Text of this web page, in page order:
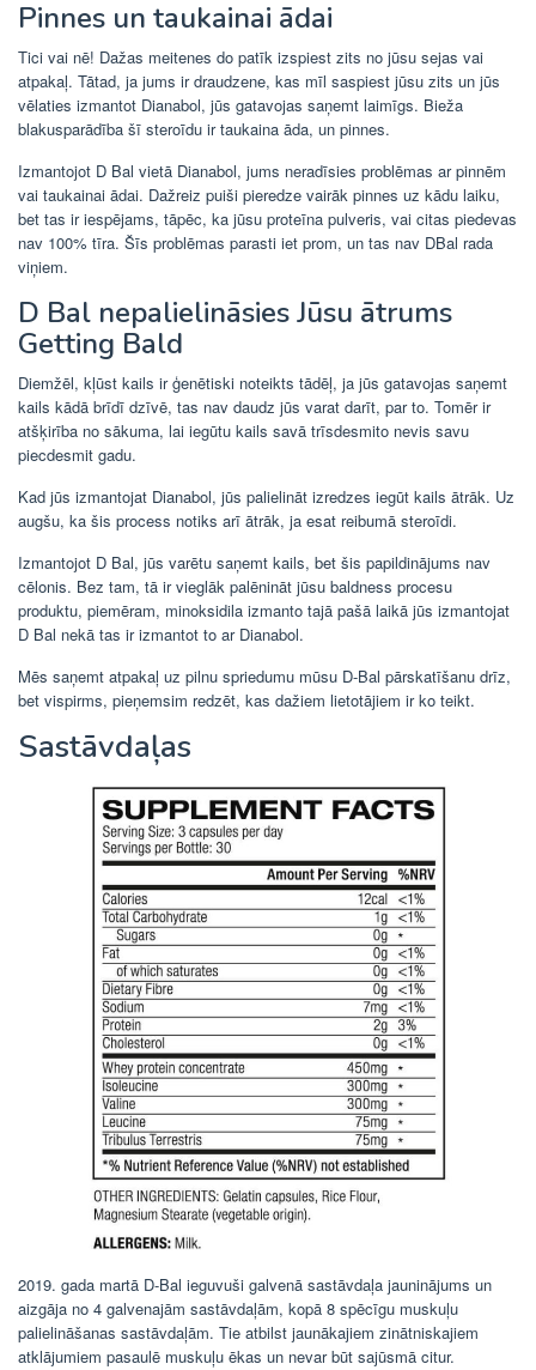
Pinnes un taukainai ādai
Tici vai nē! Dažas meitenes do patīk izspiest zits no jūsu sejas vai
atpakaļ. Tātad, ja jums ir draudzene, kas mīl saspiest jūsu zits un jūs
vēlaties izmantot Dianabol, jūs gatavojas saņemt laimīgs. Bieža
blakusparādība šī steroīdu ir taukaina āda, un pinnes.
Izmantojot D Bal vietā Dianabol, jums neradīsies problēmas ar pinnēm
vai taukainai ādai. Dažreiz puiši pieredze vairāk pinnes uz kādu laiku,
bet tas ir iespējams, tāpēc, ka jūsu proteīna pulveris, vai citas piedevas
nav 100% tīra. Šīs problēmas parasti iet prom, un tas nav DBal rada
viņiem.
D Bal nepalielināsies Jūsu ātrums
Getting Bald
Diemžēl, kļūst kails ir ģenētiski noteikts tādēļ, ja jūs gatavojas saņemt
kails kādā brīdī dzīvē, tas nav daudz jūs varat darīt, par to. Tomēr ir
atšķirība no sākuma, lai iegūtu kails savā trīsdesmito nevis savu
piecdesmit gadu.
Kad jūs izmantojat Dianabol, jūs palielināt izredzes iegūt kails ātrāk. Uz
augšu, ka šis process notiks arī ātrāk, ja esat reibumā steroīdi.
Izmantojot D Bal, jūs varētu saņemt kails, bet šis papildinājums nav
cēlonis. Bez tam, tā ir vieglāk palēnināt jūsu baldness procesu
produktu, piemēram, minoksidila izmanto tajā pašā laikā jūs izmantojat
D Bal nekā tas ir izmantot to ar Dianabol.
Mēs saņemt atpakaļ uz pilnu spriedumu mūsu D-Bal pārskatīšanu drīz,
bet vispirms, pieņemsim redzēt, kas dažiem lietotājiem ir ko teikt.
Sastāvdaļas
2019. gada martā D-Bal ieguvuši galvenā sastāvdaļa jauninājums un
aizgāja no 4 galvenajām sastāvdaļām, kopā 8 spēcīgu muskuļu
palielināšanas sastāvdaļām. Tie atbilst jaunākajiem zinātniskajiem
atklājumiem pasaulē muskuļu ēkas un nevar būt sajūsmā citur.